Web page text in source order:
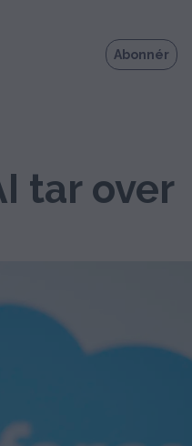
Abonnér
tar over